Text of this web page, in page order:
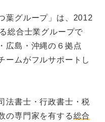
葉グループ」は、2012
総合士業グループで
広島・沖縄の６拠点
ームがフルサポートし
法書士・行政書士・税
の専門家を有する総合